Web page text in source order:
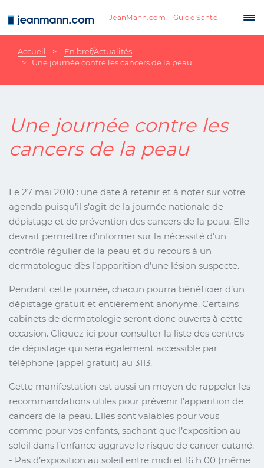
JeanMann.com - Guide Santé
Accueil
En bref/Actualités
Une journée contre les cancers de la peau
Une journée contre les
cancers de la peau
Le 27 mai 2010 : une date à retenir et à noter sur votre
agenda puisqu’il s’agit de la journée nationale de
dépistage et de prévention des cancers de la peau. Elle
devrait permettre d’informer sur la nécessité d’un
contrôle régulier de la peau et du recours à un
dermatologue dès l’apparition d’une lésion suspecte.
Pendant cette journée, chacun pourra bénéficier d’un
dépistage gratuit et entièrement anonyme. Certains
cabinets de dermatologie seront donc ouverts à cette
occasion. Cliquez ici pour consulter la liste des centres
de dépistage qui sera également accessible par
téléphone (appel gratuit) au 3113.
Cette manifestation est aussi un moyen de rappeler les
recommandations utiles pour prévenir l’apparition de
cancers de la peau. Elles sont valables pour vous
comme pour vos enfants, sachant que l’exposition au
soleil dans l’enfance aggrave le risque de cancer cutané.
- Pas d’exposition au soleil entre midi et 16 h 00 (même